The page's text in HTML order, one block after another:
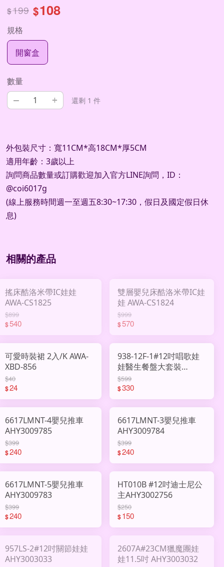
$199 $108
規格
開窗盒
數量
– + 還剩 1 件
外包裝尺寸：寬11CM*高18CM*厚5CM
適用年齡：3歲以上
詢問商品數量或訂購歡迎加入官方LINE詢問， ID ：
@coi6017g
(線上服務時間週一至週五8:30~17:30 ，假日及國定假日休
息)
相關的產品
搖床酷洛米帶IC娃娃
AWA-CS1825
$899
$540
雙層嬰兒床酷洛米帶IC娃
娃 AWA-CS1824
$999
$570
可愛時裝裙 2入/K AWA-
XBD-856
$40
$24
938-12F-1#12吋唱歌娃
娃醫生餐盤大套裝
AHY3001889
$599
$330
6617LMNT-4嬰兒推車
AHY3009785
$399
$240
6617LMNT-3嬰兒推車
AHY3009784
$399
$240
6617LMNT-5嬰兒推車
AHY3009783
$399
$240
HT010B #12吋迪士尼公
主AHY3002756
$250
$150
957LS-2#12吋關節娃娃
AHY3003033
2607A#23CM獵魔團娃
娃11.5吋 AHY3003032